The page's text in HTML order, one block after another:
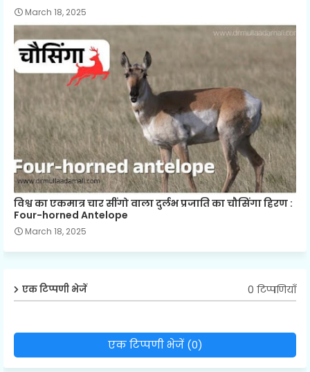
March 18, 2025
विश्व का एकमात्र चार सींगो वाला दुर्लभ प्रजाति का चौसिंगा हिरण :
Four-horned Antelope
March 18, 2025
एक टिप्पणी भेजें 0 टिप्पणियाँ
एक टिप्पणी भेजें (0)